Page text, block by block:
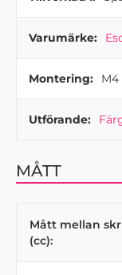
Varumärke:
Montering: M4
Utförande:
MÅTT
Mått mellan
(cc):